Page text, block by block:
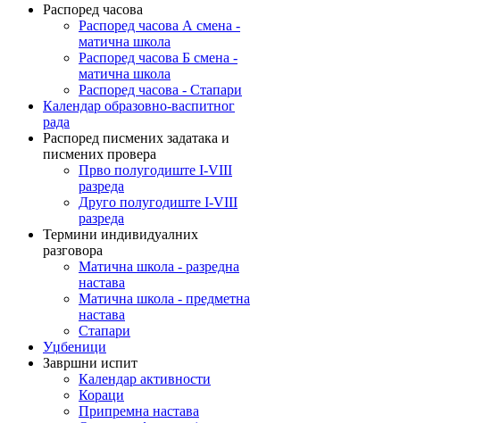
Распоред часова
Распоред часова А смена -
матична школа
Распоред часова Б смена -
матична школа
Распоред часова - Стапари
Календар образовно-васпитног
рада
Распоред писмених задатака и
писмених провера
Прво полугодиште I-VIII
разреда
Друго полугодиште I-VIII
разреда
Термини индивидуалних
разговора
Матична школа - разредна
настава
Матична школа - предметна
настава
Стапари
Уџбеници
Завршни испит
Календар активности
Кораци
Припремна настава